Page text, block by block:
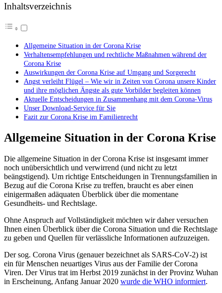
Inhaltsverzeichnis
Allgemeine Situation in der Corona Krise
Verhaltensempfehlungen und rechtliche Maßnahmen während der
Corona Krise
Auswirkungen der Corona Krise auf Umgang und Sorgerecht
Angst verleiht Flügel – Wie wir in Zeiten von Corona unsere Kinder
und ihre möglichen Ängste als gute Vorbilder begleiten können
Aktuelle Entscheidungen in Zusammenhang mit dem Corona-Virus
Unser Download-Service für Sie
Fazit zur Corona Krise im Familienrecht
Allgemeine Situation in der Corona Krise
Die allgemeine Situation in der Corona Krise ist insgesamt immer
noch unübersichtlich und verwirrend (und nicht zu letzt
beängstigend). Um richtige Entscheidungen in Trennungsfamilien in
Bezug auf die Corona Krise zu treffen, braucht es aber einen
einigermaßen adäquaten Überblick über die momentane
Gesundheits- und Rechtslage.
Ohne Anspruch auf Vollständigkeit möchten wir daher versuchen
Ihnen einen Überblick über die Corona Situation und die Rechtslage
zu geben und Quellen für verlässliche Informationen aufzuzeigen.
Der sog. Corona Virus (genauer bezeichnet als SARS-CoV-2) ist
ein für Menschen neuartiges Virus aus der Familie der Corona
Viren. Der Virus trat im Herbst 2019 zunächst in der Provinz Wuhan
in Erscheinung, Anfang Januar 2020 wurde die WHO informiert.